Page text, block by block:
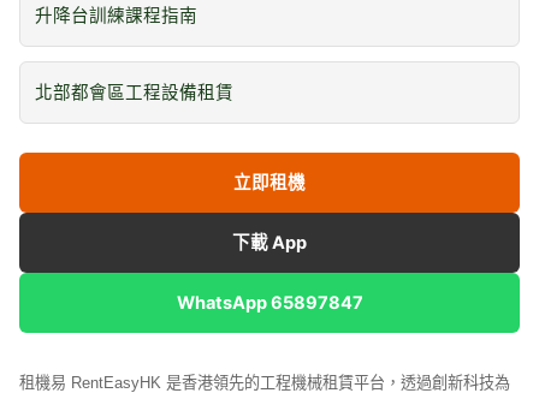
升降台訓練課程指南
北部都會區工程設備租賃
立即租機
下載 App
WhatsApp 65897847
租機易 RentEasyHK 是香港領先的工程機械租賃平台，透過創新科技為